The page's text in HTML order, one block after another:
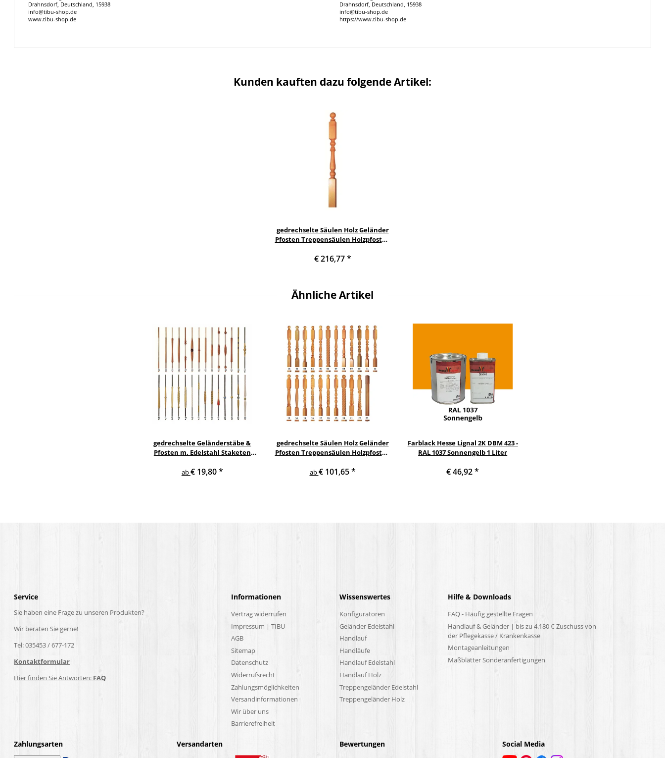
Drahnsdorf, Deutschland, 15938
info@tibu-shop.de
www.tibu-shop.de
Drahnsdorf, Deutschland, 15938
info@tibu-shop.de
https://www.tibu-shop.de
Kunden kauften dazu folgende Artikel:
gedrechselte Säulen Holz Geländer
Pfosten Treppensäulen Holzpfosten
Treppenpfosten - Stäbe gedrechselt
€ 216,77*
Ähnliche Artikel
gedrechselte Geländerstäbe &
Pfosten m. Edelstahl Staketen
ab€ 19,80*
gedrechselte Säulen Holz Geländer
Pfosten Treppensäulen Holzpfosten
ab€ 101,65*
Farblack Hesse Lignal 2K DBM 423 -
RAL 1037 Sonnengelb 1 Liter
€ 46,92*
Service
Sie haben eine Frage zu unseren Produkten?
Wir beraten Sie gerne!
Tel: 035453 / 677-172
Kontaktformular
Hier finden Sie Antworten: FAQ
Informationen
Vertrag widerrufen
Impressum | TIBU
AGB
Sitemap
Datenschutz
Widerrufsrecht
Zahlungsmöglichkeiten
Versandinformationen
Wir über uns
Barrierefreiheit
Wissenswertes
Konfiguratoren
Geländer Edelstahl
Handlauf
Handläufe
Handlauf Edelstahl
Handlauf Holz
Treppengeländer Edelstahl
Treppengeländer Holz
Hilfe & Downloads
FAQ - Häufig gestellte Fragen
Handlauf & Geländer | bis zu 4.180 € Zuschuss von
der Pflegekasse / Krankenkasse
Montageanleitungen
Maßblätter Sonderanfertigungen
Zahlungsarten Versandarten Bewertungen Social Media